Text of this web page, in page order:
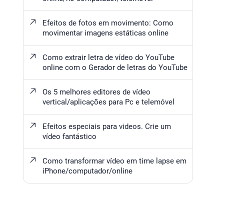
Efeitos de fotos em movimento: Como
movimentar imagens estáticas online
Como extrair letra de vídeo do YouTube
online com o Gerador de letras do YouTube
Os 5 melhores editores de vídeo
vertical/aplicações para Pc e telemóvel
Efeitos especiais para videos. Crie um
vídeo fantástico
Como transformar vídeo em time lapse em
iPhone/computador/online